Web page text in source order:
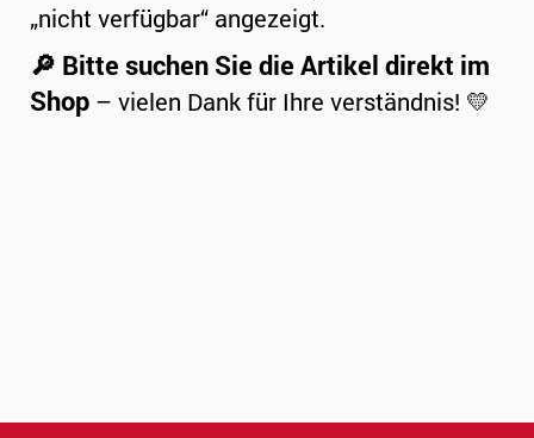
„nicht verfügbar“ angezeigt.
🔎 Bitte suchen Sie die Artikel direkt im
Shop – vielen Dank für Ihre verständnis! 💛